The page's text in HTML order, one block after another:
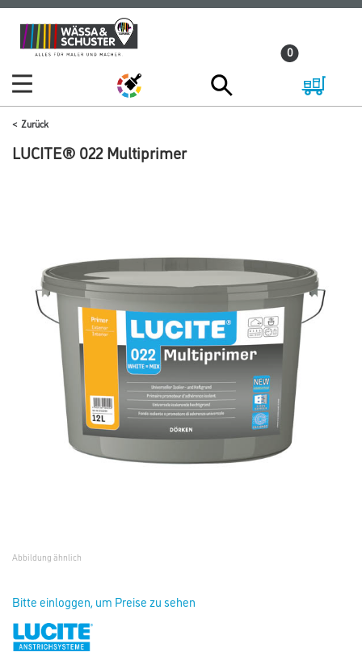
Zum
Inhalt
Zum
Navigationsmenü
0
Zurück
LUCITE® 022 Multiprimer
Abbildung ähnlich
Bitte einloggen, um Preise zu sehen